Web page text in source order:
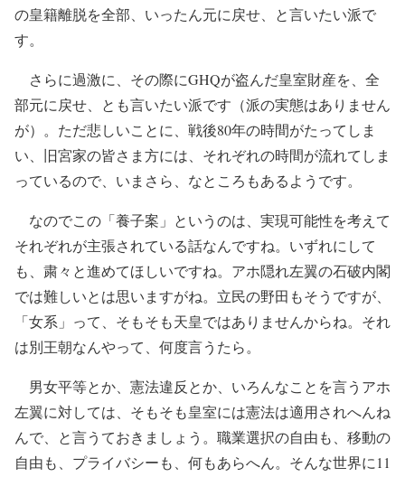
の皇籍離脱を全部、いったん元に戻せ、と言いたい派で
す。
さらに過激に、その際にGHQが盗んだ皇室財産を、全
部元に戻せ、とも言いたい派です（派の実態はありません
が）。ただ悲しいことに、戦後80年の時間がたってしま
い、旧宮家の皆さま方には、それぞれの時間が流れてしま
っているので、いまさら、なところもあるようです。
なのでこの「養子案」というのは、実現可能性を考えて
それぞれが主張されている話なんですね。いずれにして
も、粛々と進めてほしいですね。アホ隠れ左翼の石破内閣
では難しいとは思いますがね。立民の野田もそうですが、
「女系」って、そもそも天皇ではありませんからね。それ
は別王朝なんやって、何度言うたら。
男女平等とか、憲法違反とか、いろんなことを言うアホ
左翼に対しては、そもそも皇室には憲法は適用されへんね
んで、と言うておきましょう。職業選択の自由も、移動の
自由も、プライバシーも、何もあらへん。そんな世界に11